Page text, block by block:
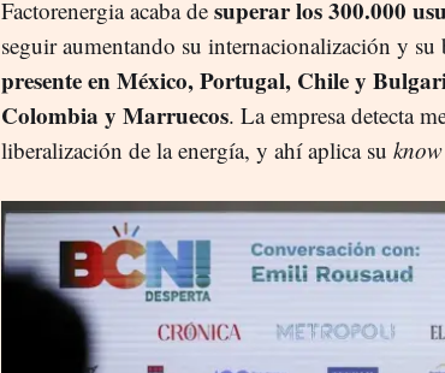
Factorenergia acaba de superar los 300.000
seguir aumentando su internacionalización y su
presente en México, Portugal, Chile y
Colombia y Marruecos. La empresa detecta
liberalización de la energía, y ahí aplica su